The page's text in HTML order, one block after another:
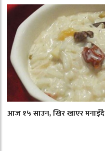
आज १५ साउन, खिर खाएर मनाइँदै